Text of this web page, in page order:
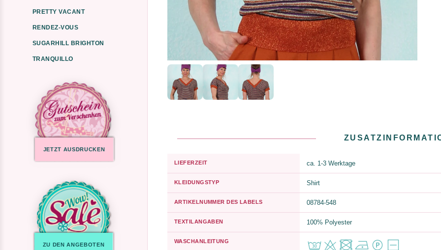
PRETTY VACANT
RENDEZ-VOUS
SUGARHILL BRIGHTON
TRANQUILLO
JETZT AUSDRUCKEN
ZU DEN ANGEBOTEN
LIEFERZEIT ca. 1-3 Werktage
KLEIDUNGSTYP Shirt
ARTIKELNUMMER DES LABELS 08784-548
TEXTILANGABEN 100% Polyester
WASCHANLEITUNG